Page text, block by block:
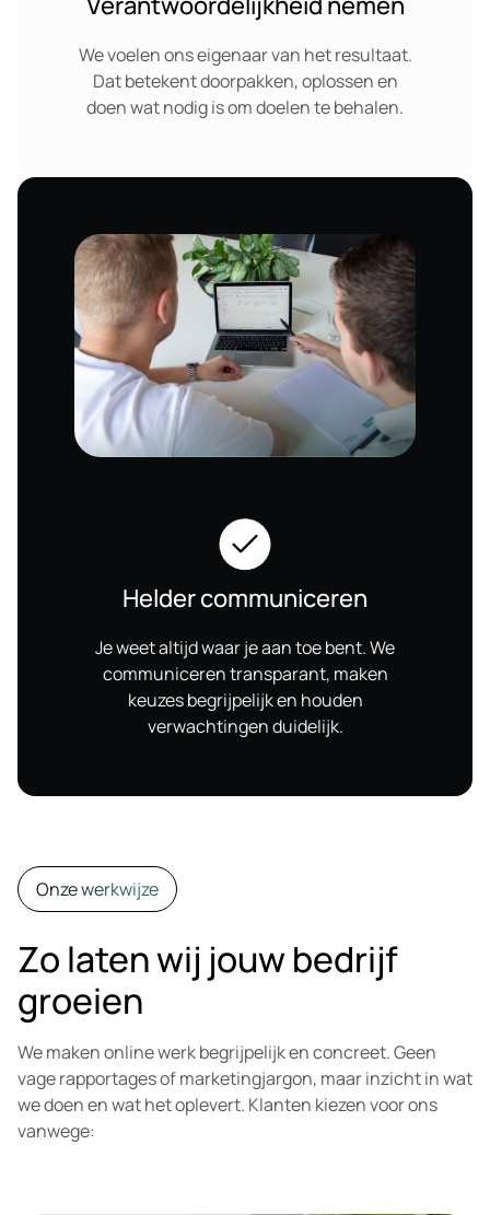
We voelen ons eigenaar van het resultaat.
Dat betekent doorpakken, oplossen en
doen wat nodig is om doelen te behalen.
Helder communiceren
Je weet altijd waar je aan toe bent. We
communiceren transparant, maken
keuzes begrijpelijk en houden
verwachtingen duidelijk.
Onze werkwijze
Zo laten wij jouw bedrijf
groeien
We maken online werk begrijpelijk en concreet. Geen
vage rapportages of marketingjargon, maar inzicht in wat
we doen en wat het oplevert. Klanten kiezen voor ons
vanwege: